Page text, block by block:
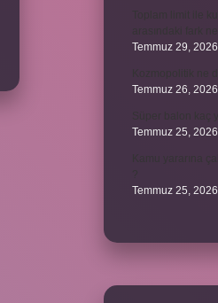
Temmuz 29, 2026
Temmuz 26, 2026
Temmuz 25, 2026
Temmuz 25, 2026